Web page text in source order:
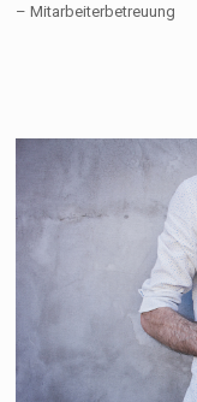
– Mitarbeiterbetreuung